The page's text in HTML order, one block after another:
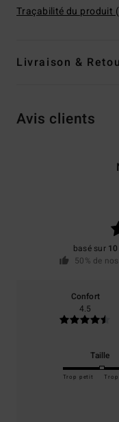
Traçabilité du produit
Livraison &
Avis clients
basé sur
50% de
Confort
4.5
Taille
Trop petit Trop